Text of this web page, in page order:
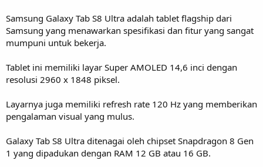
Samsung Galaxy Tab S8 Ultra adalah tablet flagship dari
Samsung yang menawarkan spesifikasi dan fitur yang sangat
mumpuni untuk bekerja.
Tablet ini memiliki layar Super AMOLED 14,6 inci dengan
resolusi 2960 x 1848 piksel.
Layarnya juga memiliki refresh rate 120 Hz yang memberikan
pengalaman visual yang mulus.
Galaxy Tab S8 Ultra ditenagai oleh chipset Snapdragon 8 Gen
1 yang dipadukan dengan RAM 12 GB atau 16 GB.